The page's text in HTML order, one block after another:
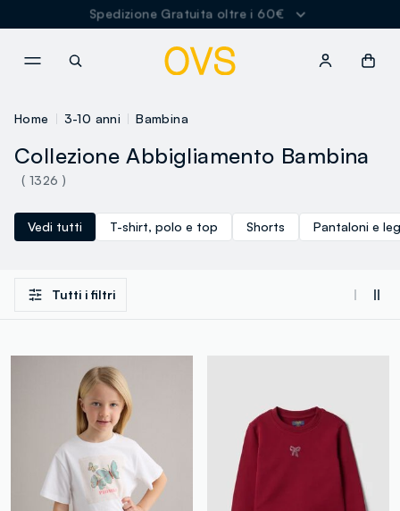
Spedizione Gratuita oltre i 60€
Home 3-10 anni Bambina
Collezione Abbigliamento Bambina
( 1326 )
Vedi tutti T-shirt, polo e top Shorts Pantaloni e
Tutti i filtri